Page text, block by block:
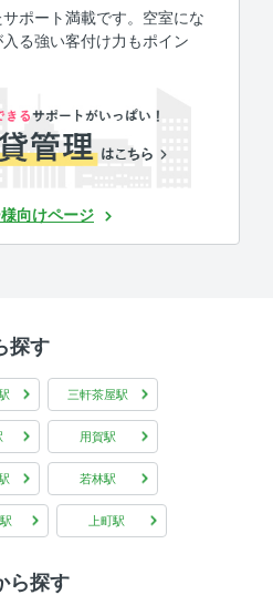
ポート満載です。空室にな
る強い客付け力もポイン
向けページ
探す
三軒茶屋駅
用賀駅
若林駅
上町駅
ら探す